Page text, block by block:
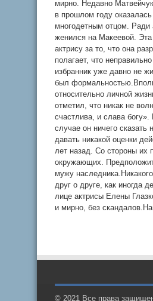
мирно. Недавно
в прошлом году
многодетным отцом. Ради
женился на Макеевой.
актрису за то, что она
полагает, что
избранник уже давно не
был
относительно личной
отметил, что никак не
счастлива, и слава
случае он ничего
давать никакой оценки
лет назад. Со стороны их
окружающих.
мужу
друг о друге, как иногда
лице актрисы Елены
и мирно, без
© 2021 Все права